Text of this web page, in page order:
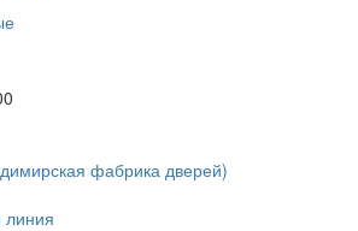
фабрика дверей)
линия